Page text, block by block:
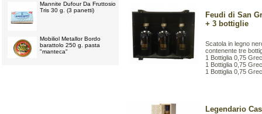
Mannite Dufour Da Fruttosio
Tris 30 g. (3 panetti)
Mobiliol Metallor Bordo
barattolo 250 g. pasta
"manteca"
Feudi di San
+ 3 bottiglie
Scatola in legno
contenente tre
1 Bottiglia 0,75
1 Bottiglia 0,75
1 Bottiglia 0,75
Legendario